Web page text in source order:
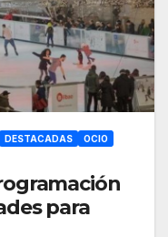
DESTACADAS
OCIO
para